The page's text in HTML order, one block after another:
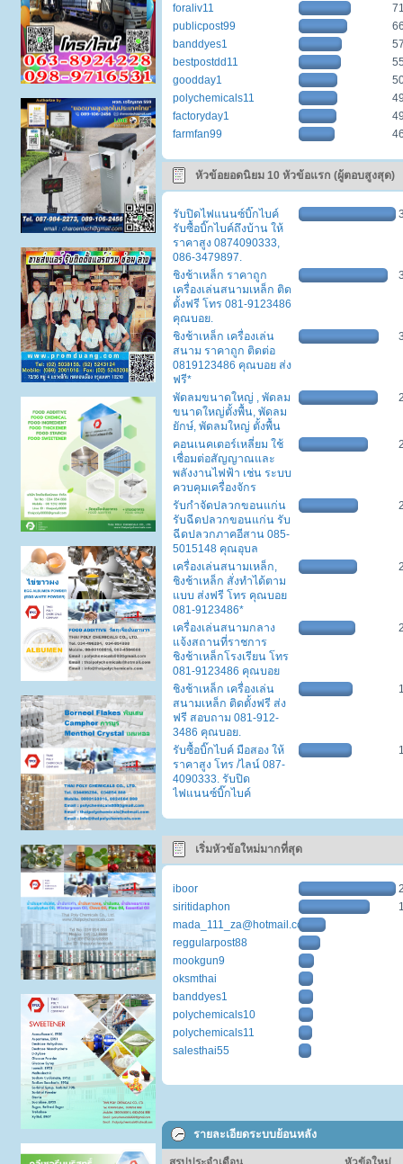
foraliv11
publicpost99
banddyes1
bestpostdd11
goodday1
polychemicals11
factoryday1
farmfan99
หัวข้อยอดนิยม 10 หัวข้อแรก (ผู้ตอบสูงสุด)
รับปิดไฟแนนซ์บิ๊กไบค์
รับซื้อบิ๊กไบค์ถึงบ้าน ให้
ราคาสูง 0874090333,
086-3479897.
ชิงช้าเหล็ก ราคาถูก
เครื่องเล่นสนามเหล็ก ติด
ตั้งฟรี โทร 081-9123486
คุณบอย.
ชิงช้าเหล็ก เครื่องเล่น
สนาม ราคาถูก ติดต่อ
0819123486 คุณบอย ส่ง
ฟรี*
พัดลมขนาดใหญ่ , พัดลม
ขนาดใหญ่ตั้งพื้น, พัดลม
ยักษ์, พัดลมใหญ่ ตั้งพื้น
คอนเนคเตอร์เหลี่ยม ใช้
เชื่อมต่อสัญญาณและ
พลังงานไฟฟ้า เช่น ระบบ
ควบคุมเครื่องจักร
รับกำจัดปลวกขอนแก่น
รับฉีดปลวกขอนแก่น รับ
ฉีดปลวกภาคอีสาน 085-
5015148 คุณอุบล
เครื่องเล่นสนามเหล็ก,
ชิงช้าเหล็ก สั่งทำได้ตาม
แบบ ส่งฟรี โทร คุณบอย
081-9123486*
เครื่องเล่นสนามกลาง
แจ้งสถานที่ราชการ
ชิงช้าเหล็กโรงเรียน โทร
081-9123486 คุณบอย
ชิงช้าเหล็ก เครื่องเล่น
สนามเหล็ก ติดตั้งฟรี ส่ง
ฟรี สอบถาม 081-912-
3486 คุณบอย.
รับซื้อบิ๊กไบค์ มือสอง ให้
ราคาสูง โทร /ไลน์ 087-
4090333. รับปิด
ไฟแนนซ์บิ๊กไบค์
เริ่มหัวข้อใหม่มากที่สุด
iboor
siritidaphon
mada_111_za@hotmail.com
reggularpost88
mookgun9
oksmthai
banddyes1
polychemicals10
polychemicals11
salesthai55
รายละเอียดระบบย้อนหลัง